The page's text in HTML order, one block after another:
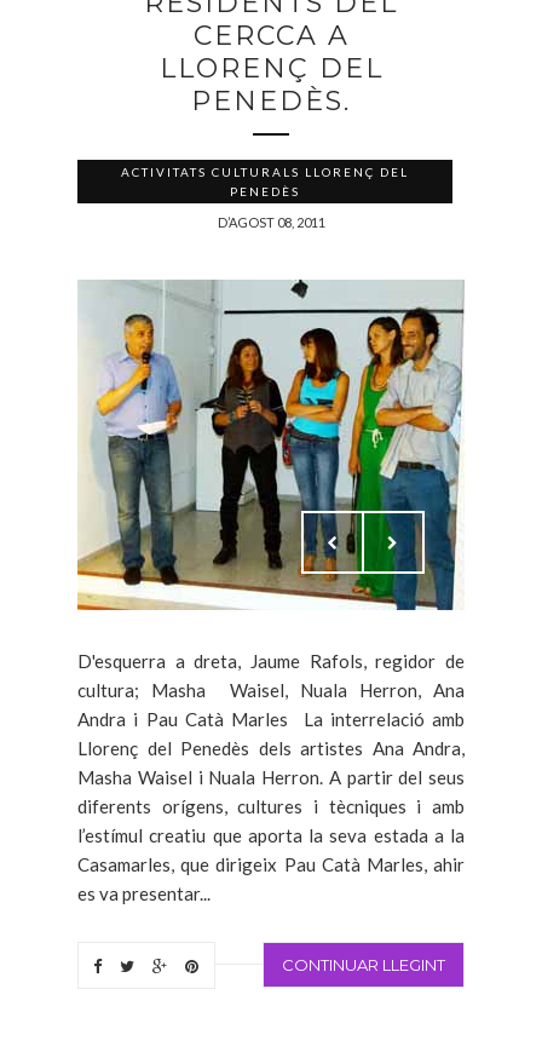
CERCCA A
LLORENÇ DEL
PENEDÈS.
ACTIVITATS CULTURALS LLORENÇ DEL
PENEDÈS
D’AGOST 08, 2011
D'esquerra a dreta, Jaume Rafols, regidor de
cultura; Masha Waisel, Nuala Herron, Ana
Andra i Pau Catà Marles La interrelació amb
Llorenç del Penedès dels artistes Ana Andra,
Masha Waisel i Nuala Herron. A partir del seus
diferents orígens, cultures i tècniques i amb
l’estímul creatiu que aporta la seva estada a la
Casamarles, que dirigeix Pau Catà Marles, ahir
es va presentar...
CONTINUAR LLEGINT